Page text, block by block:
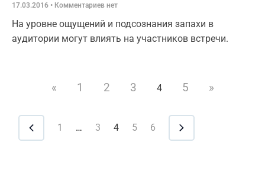
17.03.2016 Комментариев нет
На уровне ощущений и подсознания запахи в
аудитории могут влиять на участников встречи.
« 1 2 3 4 5 »
1 … 3 4 5 6